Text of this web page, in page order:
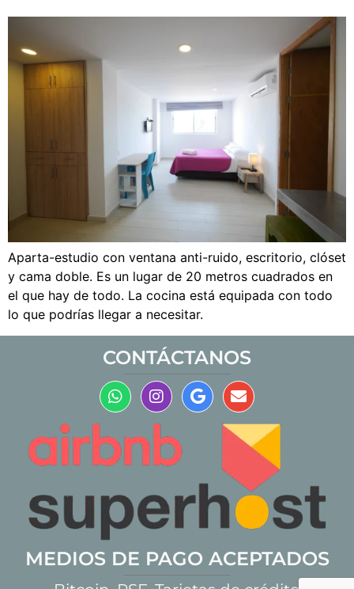
Aparta-estudio con ventana anti-ruido, escritorio, clóset
y cama doble. Es un lugar de 20 metros cuadrados en
el que hay de todo. La cocina está equipada con todo
lo que podrías llegar a necesitar.
CONTÁCTANOS
MEDIOS DE PAGO ACEPTADOS